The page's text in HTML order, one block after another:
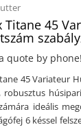
aprítását,
így nincsen olyan
teljesítménye:
Titane 45
quote by phone!
45 Variateur
robusztus
ideális
6 késsel